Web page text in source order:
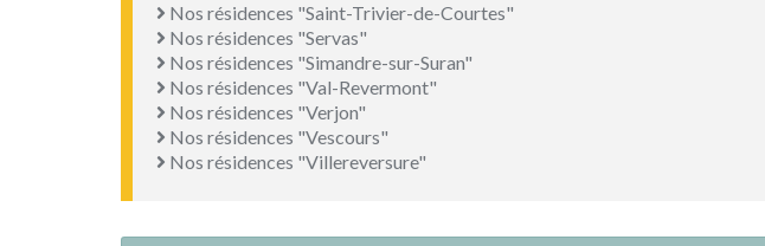
Nos résidences "Saint-Trivier-de-Courtes"
Nos résidences "Servas"
Nos résidences "Simandre-sur-Suran"
Nos résidences "Val-Revermont"
Nos résidences "Verjon"
Nos résidences "Vescours"
Nos résidences "Villereversure"